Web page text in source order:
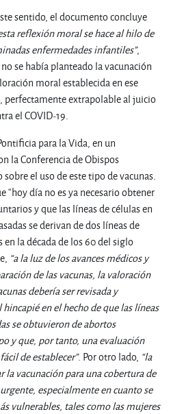
sentido, el documento concluye
reflexión moral se hace al hilo de
enfermedades infantiles”,
se había planteado la vacunación
moral establecida en ese
perfectamente extrapolable al juicio
el COVID-19.
para la Vida, en un
la Conferencia de Obispos
el uso de este tipo de vacunas.
“hoy día no es ya necesario obtener
y que las líneas de células en
se derivan de dos líneas de
la década de los 60 del siglo
“a la luz de los avances médicos y
de las vacunas, la valoración
debería ser revisada y
en el hecho de que las líneas
se obtuvieron de abortos
y que, por tanto, una evaluación
de establecer”. Por otro lado, “la
vacunación para una cobertura de
especialmente en cuanto se
vulnerables, tales como las mujeres